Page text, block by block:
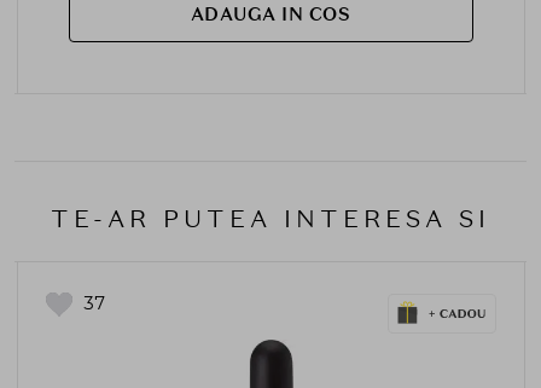
ADAUGA IN COS
TE-AR PUTEA INTERESA SI
37